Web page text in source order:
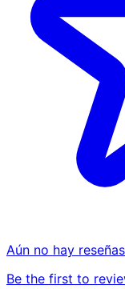
Aún no hay reseñas
Be the first to